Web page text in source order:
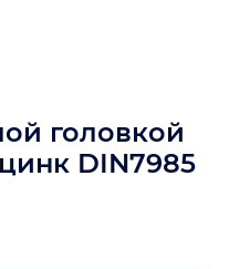
головкой
DIN7985